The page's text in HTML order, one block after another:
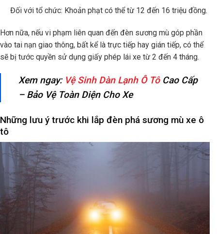
Đối với tổ chức: Khoản phạt có thể từ 12 đến 16 triệu đồng.
Hơn nữa, nếu vi phạm liên quan đến đèn sương mù góp phần
vào tai nạn giao thông, bất kể là trực tiếp hay gián tiếp, có thể
sẽ bị tước quyền sử dụng giấy phép lái xe từ 2 đến 4 tháng.
Xem ngay: Vệ Sinh Dàn Lạnh Ô TôCao Cấp
– Bảo Vệ Toàn Diện Cho Xe
Những lưu ý trước khi lắp đèn phá sương mù xe ô
tô